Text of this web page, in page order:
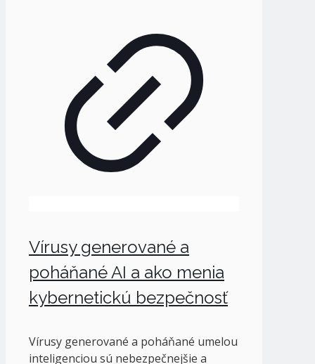
Vírusy generované a
poháňané AI a ako menia
kybernetickú bezpečnosť
Vírusy generované a poháňané umelou
inteligenciou sú nebezpečnejšie a